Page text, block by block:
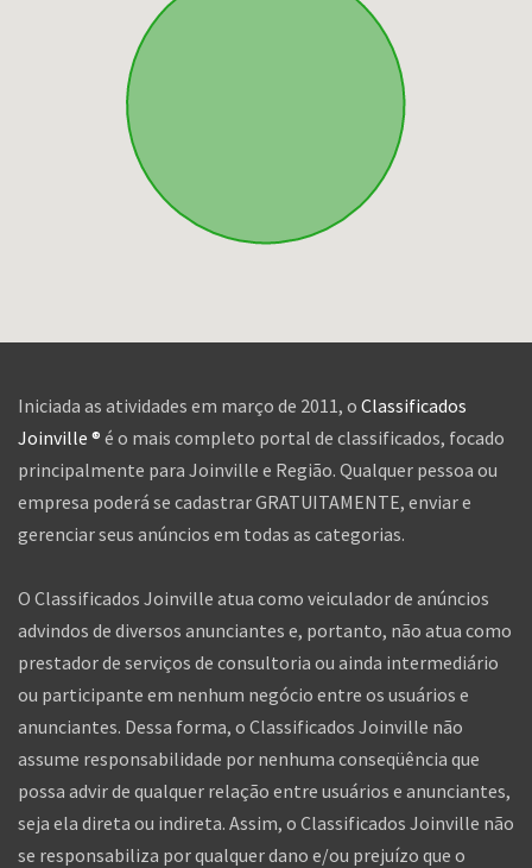
Iniciada as atividades em março de 2011, o Classificados
Joinville ® é o mais completo portal de classificados, focado
principalmente para Joinville e Região. Qualquer pessoa ou
empresa poderá se cadastrar GRATUITAMENTE, enviar e
gerenciar seus anúncios em todas as categorias.
O Classificados Joinville atua como veiculador de anúncios
advindos de diversos anunciantes e, portanto, não atua como
prestador de serviços de consultoria ou ainda intermediário
ou participante em nenhum negócio entre os usuários e
anunciantes. Dessa forma, o Classificados Joinville não
assume responsabilidade por nenhuma conseqüência que
possa advir de qualquer relação entre usuários e anunciantes,
seja ela direta ou indireta. Assim, o Classificados Joinville não
se responsabiliza por qualquer dano e/ou prejuízo que o